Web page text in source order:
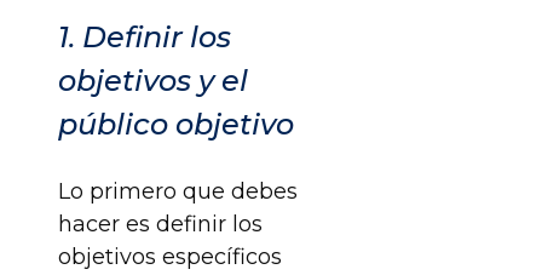
1. Definir los
objetivos y el
público objetivo
Lo primero que debes
hacer es definir los
objetivos específicos